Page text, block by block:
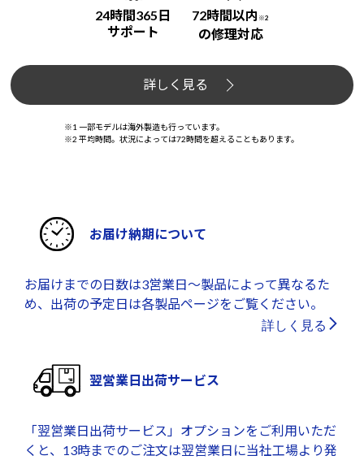
24時間365日
サポート
72時間以内 ※2
の修理対応
詳しく見る
※1 一部モデルは海外製造も行っています。
※2 平均時間。状況によっては72時間を超えることもあります。
お届け納期について
お届けまでの日数は3営業日～製品によって異なるた
め、出荷の予定日は各製品ページをご覧ください。
詳しく見る
翌営業日出荷サービス
「翌営業日出荷サービス」オプションをご利用いただ
くと、13時までのご注文は翌営業日に当社工場より発